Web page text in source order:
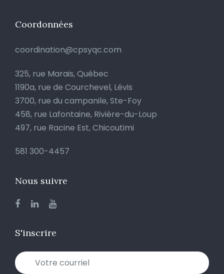
Coordonnées
coordination@cpsyqc.com
325, rue Marais, Québec
1190a, rue de Courchevel, Lévis
3700, rue du campanile, Ste-Foy
458, rue Lafontaine, Rivière-du-Loup
497, rue Racine Est, Chicoutimi
581 300-4457
Nous suivre
S'inscrire